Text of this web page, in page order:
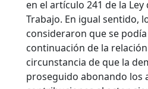
en el artículo 241 de la
Trabajo. En igual sentido,
consideraron que se
continuación de la
circunstancia de que la
proseguido abonando los